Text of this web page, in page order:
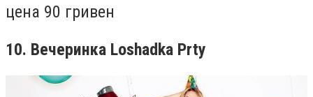
цена 90 гривен
10. Вечеринка Loshadka Prty